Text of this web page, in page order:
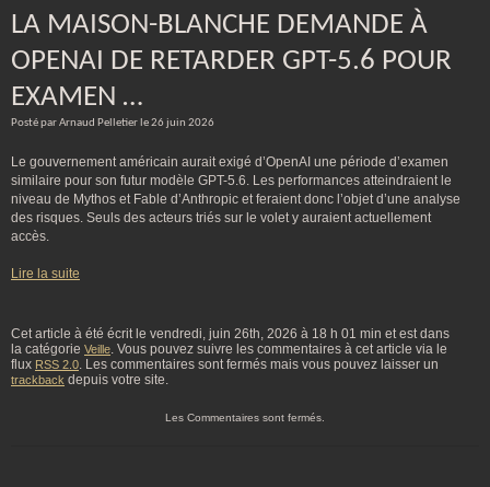
LA MAISON-BLANCHE DEMANDE À
OPENAI DE RETARDER GPT-5.6 POUR
EXAMEN …
Posté par Arnaud Pelletier le 26 juin 2026
Le gouvernement américain aurait exigé d’OpenAI une période d’examen
similaire pour son futur modèle GPT-5.6. Les performances atteindraient le
niveau de Mythos et Fable d’Anthropic et feraient donc l’objet d’une analyse
des risques. Seuls des acteurs triés sur le volet y auraient actuellement
accès.
Lire la suite
Cet article à été écrit le vendredi, juin 26th, 2026 à 18 h 01 min et est dans
la catégorie Veille. Vous pouvez suivre les commentaires à cet article via le
flux RSS 2.0. Les commentaires sont fermés mais vous pouvez laisser un
trackback depuis votre site.
Les Commentaires sont fermés.